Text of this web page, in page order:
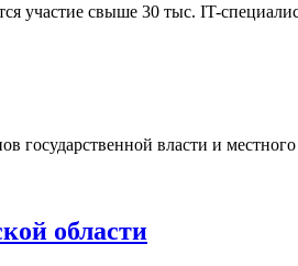
свыше 30 тыс. IT-
власти и
области